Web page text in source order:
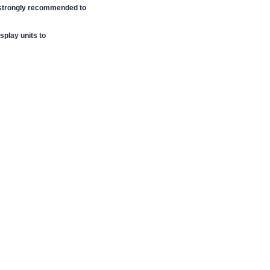
recommended to
units to